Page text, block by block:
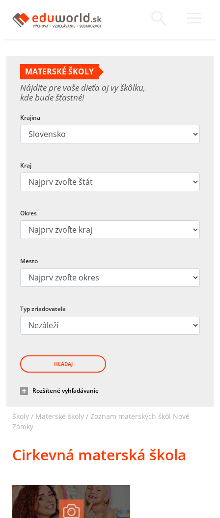
MATERSKÉ ŠKOLY
Nájdite pre vaše dieťa aj vy škôlku,
kde bude šťastné!
Krajina
Kraj
Okres
Mesto
Typ zriadovatela
HĽADAJ
Rozšítené vyhľadávanie
Školy / Materské školy / Zoznam materských škôl Nové
Zámky
Cirkevná materská škola